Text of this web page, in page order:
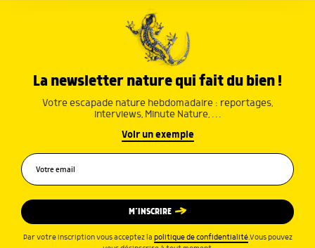
La newsletter nature qui fait du bien !
Votre escapade nature hebdomadaire : reportages,
interviews, Minute Nature, …
Voir un exemple
M’INSCRIRE
Par votre inscription vous acceptez la politique de confidentialité.Vous pouvez